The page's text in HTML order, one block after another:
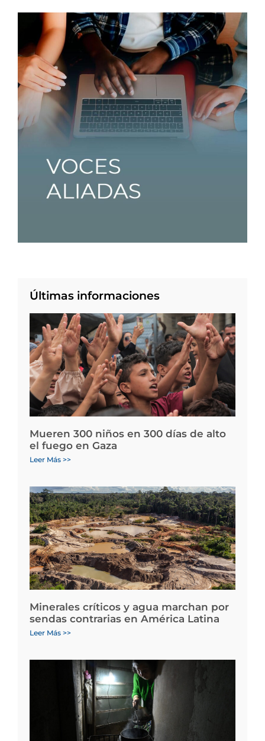
Últimas informaciones
Mueren 300 niños en 300 días de alto
el fuego en Gaza
Leer Más >>
Minerales críticos y agua marchan por
sendas contrarias en América Latina
Leer Más >>